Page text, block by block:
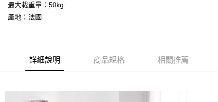
「AFTEE先享後付」，若未經同意申辦者引起之損失，本公司不負相關責
任。
４．使用「AFTEE先享後付」時，將依據個別帳號之用戶狀況，依本公司即
恩沛科技股份有限公司將有權停止該用戶之使用額度並採取法律行動。
最大載重量：50kg
產地：法國
詳細說明 商品規格 相關推薦